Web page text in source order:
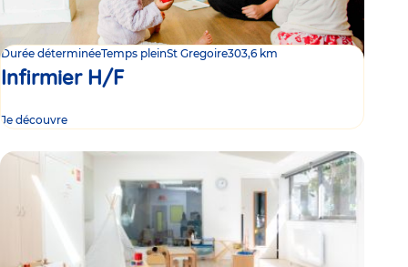
Durée déterminéeTemps pleinSt Gregoire303,6 km
Infirmier H/F
Je découvre